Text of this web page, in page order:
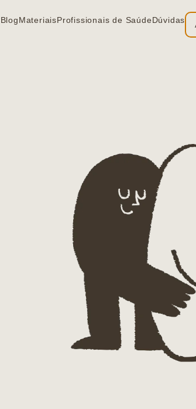
BlogMateriaisProfissionais de SaúdeDúvidas